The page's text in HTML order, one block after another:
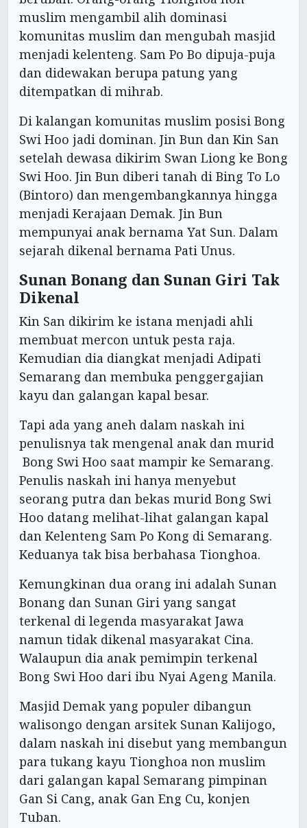
muslim mengambil alih dominasi
komunitas muslim dan mengubah masjid
menjadi kelenteng. Sam Po Bo dipuja-puja
dan didewakan berupa patung yang
ditempatkan di mihrab.
Di kalangan komunitas muslim posisi Bong
Swi Hoo jadi dominan. Jin Bun dan Kin San
setelah dewasa dikirim Swan Liong ke Bong
Swi Hoo. Jin Bun diberi tanah di Bing To Lo
(Bintoro) dan mengembangkannya hingga
menjadi Kerajaan Demak. Jin Bun
mempunyai anak bernama Yat Sun. Dalam
sejarah dikenal bernama Pati Unus.
Sunan Bonang dan Sunan Giri Tak
Dikenal
Kin San dikirim ke istana menjadi ahli
membuat mercon untuk pesta raja.
Kemudian dia diangkat menjadi Adipati
Semarang dan membuka penggergajian
kayu dan galangan kapal besar.
Tapi ada yang aneh dalam naskah ini
penulisnya tak mengenal anak dan murid
Bong Swi Hoo saat mampir ke Semarang.
Penulis naskah ini hanya menyebut
seorang putra dan bekas murid Bong Swi
Hoo datang melihat-lihat galangan kapal
dan Kelenteng Sam Po Kong di Semarang.
Keduanya tak bisa berbahasa Tionghoa.
Kemungkinan dua orang ini adalah Sunan
Bonang dan Sunan Giri yang sangat
terkenal di legenda masyarakat Jawa
namun tidak dikenal masyarakat Cina.
Walaupun dia anak pemimpin terkenal
Bong Swi Hoo dari ibu Nyai Ageng Manila.
Masjid Demak yang populer dibangun
walisongo dengan arsitek Sunan Kalijogo,
dalam naskah ini disebut yang membangun
para tukang kayu Tionghoa non muslim
dari galangan kapal Semarang pimpinan
Gan Si Cang, anak Gan Eng Cu, konjen
Tuban.